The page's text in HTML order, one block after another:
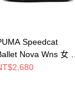
Speedcat
Nova Wns 女 休
鞋 40834001